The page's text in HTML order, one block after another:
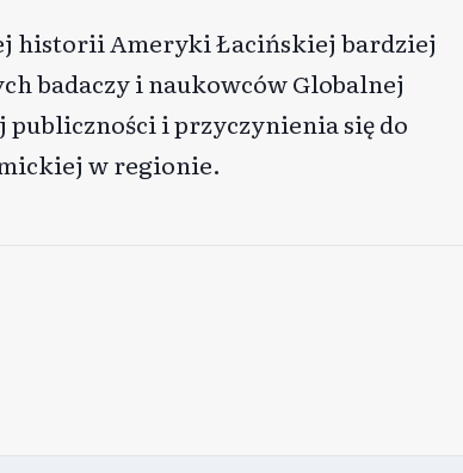
historii Ameryki Łacińskiej bardziej
badaczy i naukowców Globalnej
publiczności i przyczynienia się do
w regionie.